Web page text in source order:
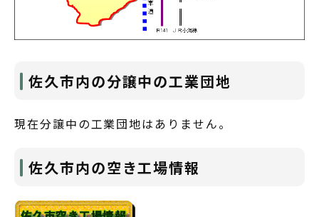
佐久市内の分譲中の工業団地
現在分譲中の工業団地はありません。
佐久市内の空き工場情報